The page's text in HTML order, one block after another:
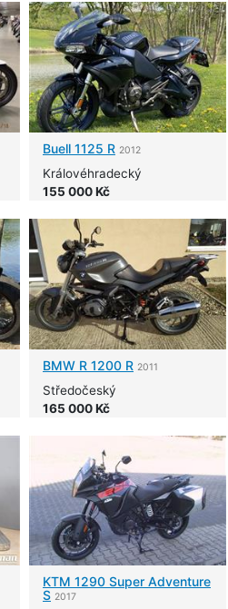
Buell 1125 R 2012
Královéhradecký
155 000 Kč
BMW R 1200 R 2011
Středočeský
165 000 Kč
KTM 1290 Super Adventure
S 2017